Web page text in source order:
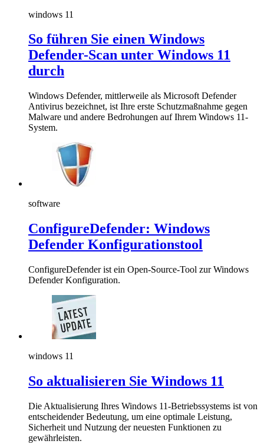
windows 11
So führen Sie einen Windows
Defender-Scan unter Windows 11
durch
Windows Defender, mittlerweile als Microsoft Defender
Antivirus bezeichnet, ist Ihre erste Schutzmaßnahme gegen
Malware und andere Bedrohungen auf Ihrem Windows 11-
System.
software
ConfigureDefender: Windows
Defender Konfigurationstool
ConfigureDefender ist ein Open-Source-Tool zur Windows
Defender Konfiguration.
windows 11
So aktualisieren Sie Windows 11
Die Aktualisierung Ihres Windows 11-Betriebssystems ist von
entscheidender Bedeutung, um eine optimale Leistung,
Sicherheit und Nutzung der neuesten Funktionen zu
gewährleisten.